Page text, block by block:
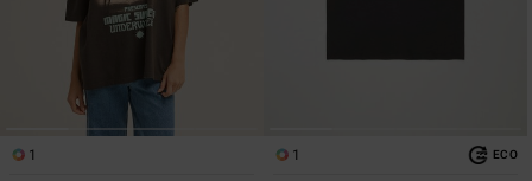
1
1 ECO